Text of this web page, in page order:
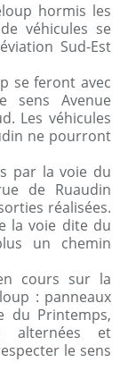
hormis les
véhicules se
Sud-Est
se feront avec
sens Avenue
Les véhicules
ne pourront
par la voie du
de Ruaudin
réalisées.
la voie dite du
un chemin
cours sur la
: panneaux
du Printemps,
alternées et
le sens